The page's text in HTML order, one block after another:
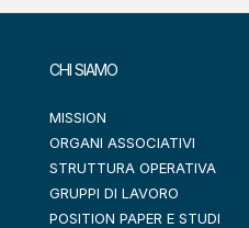
CHI SIAMO
MISSION
ORGANI ASSOCIATIVI
STRUTTURA OPERATIVA
GRUPPI DI LAVORO
POSITION PAPER E STUDI